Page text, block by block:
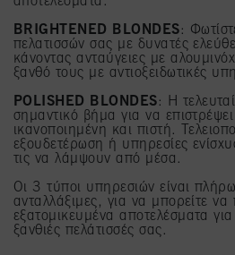
BRIGHTENED BLONDES :
πελατισσών σας με δυνατές
κάνοντας ανταύγειες με
ξανθό τους με αντιοξειδωτικές
POLISHED BLONDES : Η
σημαντικό βήμα για να
ικανοποιημένη και πιστή.
εξουδετέρωση ή υπηρεσίες
τις να λάμψουν από μέσα.
Οι 3 τύποι υπηρεσιών είναι
ανταλλάξιμες, για να μπορείτε να
εξατομικευμένα αποτελέσματα
ξανθιές πελάτισσές σας.